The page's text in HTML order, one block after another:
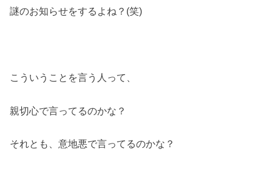
謎のお知らせをするよね？(笑)
こういうことを言う人って、
親切心で言ってるのかな？
それとも、意地悪で言ってるのかな？